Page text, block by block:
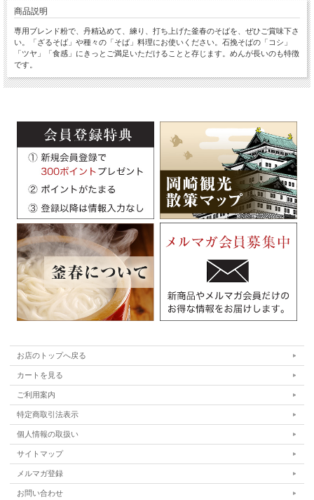
商品説明
専用ブレンド粉で、丹精込めて、練り、打ち上げた釜春のそばを、ぜひご賞味下さ
い。「ざるそば」や種々の「そば」料理にお使いください。石挽そばの「コシ」
「ツヤ」「食感」にきっとご満足いただけることと存じます。めんが長いのも特徴
です。
お店のトップへ戻る
カートを見る
ご利用案内
特定商取引法表示
個人情報の取扱い
サイトマップ
メルマガ登録
お問い合わせ